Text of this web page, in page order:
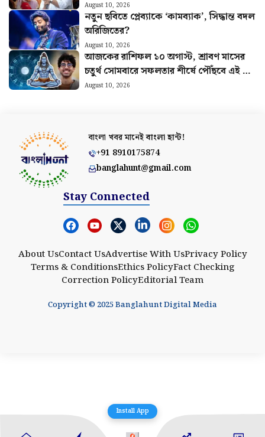
August 10, 2026
নতুন ছবিতে প্লেব্যাকে ‘কামব্যাক’, সিদ্ধান্ত বদল
অরিজিতের?
August 10, 2026
আজকের রাশিফল ১০ অগাস্ট, শ্রাবণ মাসের
চতুর্থ সোমবারে সফলতার শীর্ষে পৌঁছবে এই ছয়
রাশি
August 10, 2026
বাংলা খবর মানেইবাংলা হান্ট!
+91 8910175874
banglahunt@gmail.com
Stay Connected
About UsContact UsAdvertise With UsPrivacy Policy
Terms & ConditionsEthics PolicyFact Checking
Correction PolicyEditorial Team
Copyright © 2025 Banglahunt Digital Media
Install App